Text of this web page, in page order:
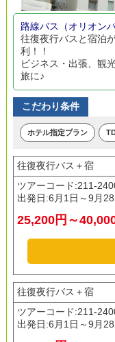
路線バス（オリオン
往復夜行バスと宿泊
利！！
ビジネス・出張、観
旅に♪
こだわり条件
ホテル指定プラン
往復夜行バス＋宿
ツアーコード:211-
出発日:6月1日～9月28
25,200円～
往復夜行バス＋宿
ツアーコード:211-
出発日:6月1日～9月28